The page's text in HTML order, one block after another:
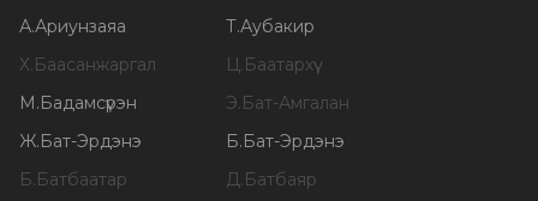
А.Ариунзаяа Т.Аубакир
Х.Баасанжаргал Ц.Баатархүү
М.Бадамсүрэн Э.Бат-Амгалан
Ж.Бат-Эрдэнэ Б.Бат-Эрдэнэ
Б.Батбаатар Д.Батбаяр